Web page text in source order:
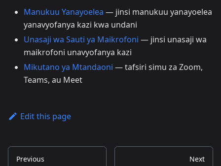
Manukuu Yanayoelea — jinsi manukuu yanayoelea
yanavyofanya kazi kwa undani
Unasaji wa Sauti ya Maikrofoni — jinsi unasaji wa
maikrofoni unavyofanya kazi
Mikutano ya Mtandaoni — tafsiri simu za Zoom,
Teams, au Meet
Edit this page
Previous Next